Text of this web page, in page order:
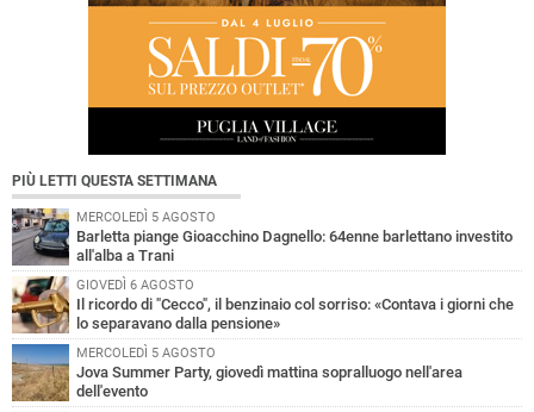
PIÙ LETTI QUESTA SETTIMANA
MERCOLEDÌ 5 AGOSTO
Barletta piange Gioacchino Dagnello: 64enne barlettano investito
all'alba a Trani
GIOVEDÌ 6 AGOSTO
Il ricordo di "Cecco", il benzinaio col sorriso: «Contava i giorni che
lo separavano dalla pensione»
MERCOLEDÌ 5 AGOSTO
Jova Summer Party, giovedì mattina sopralluogo nell'area
dell'evento